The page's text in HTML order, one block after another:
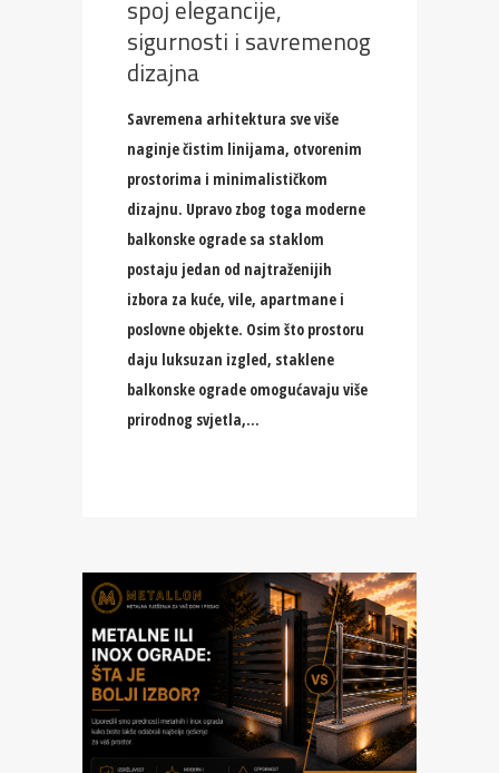
spoj elegancije,
sigurnosti i savremenog
dizajna
Savremena arhitektura sve više
naginje čistim linijama, otvorenim
prostorima i minimalističkom
dizajnu. Upravo zbog toga moderne
balkonske ograde sa staklom
postaju jedan od najtraženijih
izbora za kuće, vile, apartmane i
poslovne objekte. Osim što prostoru
daju luksuzan izgled, staklene
balkonske ograde omogućavaju više
prirodnog svjetla,